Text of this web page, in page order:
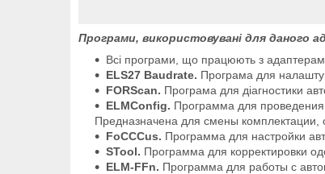
Програми, використовувані для даного
Всі програми, що працюють з
ELS27 Baudrate. Програма для
FORScan. Програма для діагностики
ELMConfig. Программа для
Предназначена для смены комплектации,
FoCCCus. Программа для настройки
STool. Программа для корректировки
ELM-FFn. Программа для работы с